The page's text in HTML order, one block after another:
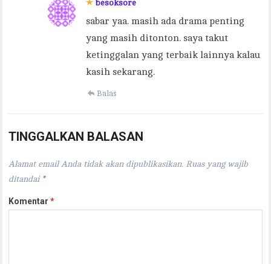
besoksore
sabar yaa. masih ada drama penting
yang masih ditonton. saya takut
ketinggalan yang terbaik lainnya kalau
kasih sekarang.
Balas
TINGGALKAN BALASAN
Alamat email Anda tidak akan dipublikasikan. Ruas yang wajib
ditandai *
Komentar*